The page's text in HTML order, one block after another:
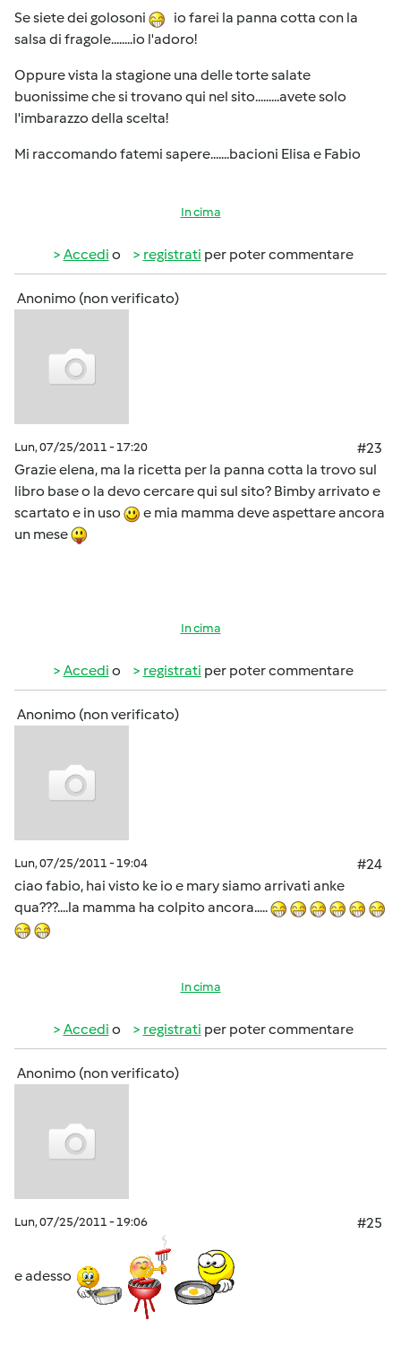
Se siete dei golosoni
io farei la panna cotta con la
salsa di fragole........io l'adoro!
Oppure vista la stagione una delle torte salate
buonissime che si trovano qui nel sito.........avete solo
l'imbarazzo della scelta!
Mi raccomando fatemi sapere.......bacioni Elisa e Fabio
In cima
Accedi o registrati per poter commentare
Anonimo (non verificato)
Lun, 07/25/2011 - 17:20
#23
Grazie elena, ma la ricetta per la panna cotta la trovo sul
libro base o la devo cercare qui sul sito? Bimby arrivato e
scartato e in uso
e mia mamma deve aspettare ancora
un mese
In cima
Accedi o registrati per poter commentare
Anonimo (non verificato)
Lun, 07/25/2011 - 19:04
#24
ciao fabio, hai visto ke io e mary siamo arrivati anke
qua???....la mamma ha colpito ancora.....
In cima
Accedi o registrati per poter commentare
Anonimo (non verificato)
Lun, 07/25/2011 - 19:06 #25
e adesso